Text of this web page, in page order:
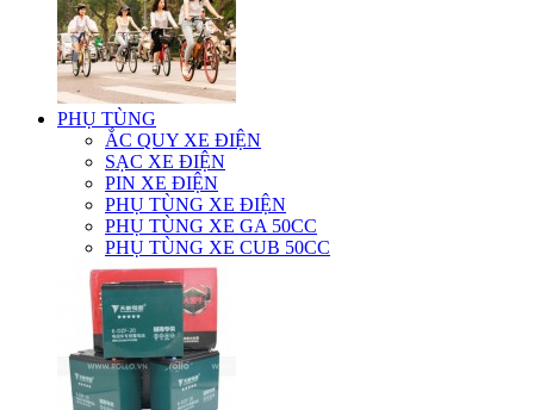
PHỤ TÙNG
ẮC QUY XE ĐIỆN
SẠC XE ĐIỆN
PIN XE ĐIỆN
PHỤ TÙNG XE ĐIỆN
PHỤ TÙNG XE GA 50CC
PHỤ TÙNG XE CUB 50CC